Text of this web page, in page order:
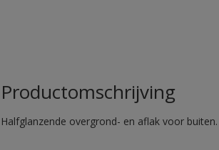
Productomschrijving
Halfglanzende overgrond- en aflak voor